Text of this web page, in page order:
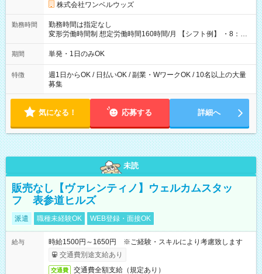
株式会社ワンベルウッズ
勤務時間
勤務時間は指定なし
変形労働時間制 想定労働時間160時間/月 【シフト例】 ・8：00
～21：00
期間 単発・1日のみOK
特徴
週1日からOK / 日払いOK / 副業・WワークOK / 10名以上の大量
募集
気になる！ 応募する 詳細へ
未読
販売なし【ヴァレンティノ】ウェルカムスタッ
フ 表参道ヒルズ
派遣 職種未経験OK WEB登録・面接OK
給与
時給1500円～1650円 ※ご経験・スキルにより考慮致します
交通費別途支給あり
交通費 交通費全額支給（規定あり）